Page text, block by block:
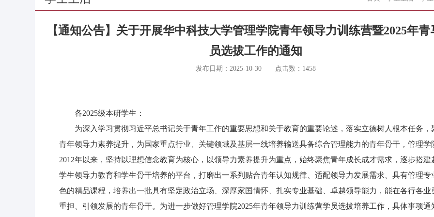
【通知公告】关于开展华中科技大学管理学院青年领导力训练营暨2025年青
员选拔工作的通知
发布日期： 2025-10-30 点击数： 1458
各2025级本研学生：
为深入学习贯彻习近平总书记关于青年工作的重要思想和关于教育的重要论述，落实立德树人根本任务，
青年领导力素养提升，为国家重点行业、关键领域及基层一线培养输送具备综合管理能力的青年骨干，管理学
2012年以来，坚持以理想信念教育为核心，以领导力素养提升为重点，始终聚焦青年成长成才需求，逐步搭建
学生领导力教育和学生骨干培养的平台，打磨出一系列贴合青年认知规律、适配领导力发展需求、具有管理专
色的精品课程，培养出一批具有坚定政治立场、深厚家国情怀、扎实专业基础、卓越领导能力，能在各行各业
重担、引领发展的青年骨干。为进一步做好管理学院2025年青年领导力训练营学员选拔培养工作，具体事项通